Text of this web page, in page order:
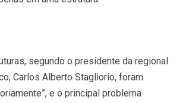
segundo o presidente da regional
Carlos Alberto Stagliorio, foram
e o principal problema